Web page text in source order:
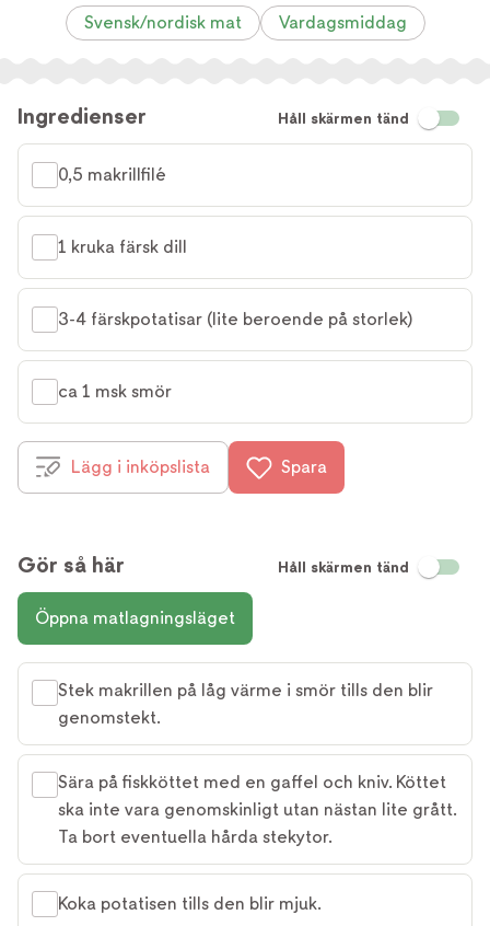
Svensk/nordisk mat Vardagsmiddag
Ingredienser Håll skärmen tänd
0,5 makrillfilé
1 kruka färsk dill
3-4 färskpotatisar (lite beroende på storlek)
ca 1 msk smör
Lägg i inköpslista Spara
Gör så här Håll skärmen tänd
Öppna matlagningsläget
Stek makrillen på låg värme i smör tills den blir
genomstekt.
Sära på fiskköttet med en gaffel och kniv. Köttet
ska inte vara genomskinligt utan nästan lite grått.
Ta bort eventuella hårda stekytor.
Koka potatisen tills den blir mjuk.